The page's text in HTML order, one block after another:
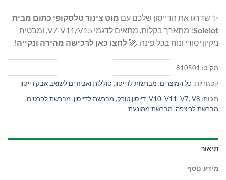
✨ שדרגו את הדייסון שלכם עם מוט צינור טלסקופי כתום מבית
Solelot
! מתארך בקלות, מתאים לדגמי V7-V11/V15, ומבטיח
ניקיון יסודי ונוח בכל פינה. 🚀 לחצו כאן לרכישה מהירה ונקייה!
מק"ט: 810501
קטגוריות: כל המוצרים, מברשות לדייסון, סוללות ואביזרים לשואב אבק דייסון
תגיות:
V10, V11, V7, V8
,דייסון טורק, מברשת לדייסון, מברשת לפרטים,
מברשת לריצפה, מברשת ממונעת
תיאור
מידע נוסף